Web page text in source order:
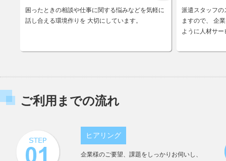
困ったときの相談や仕事に関する悩みなどを気軽に
話し合える環境作りを 大切にしています。
派遣スタッフの
ますので、 企
ように人材サ
ご利用までの流れ
ヒアリング
企業様のご要望、課題をしっかりお伺いし、